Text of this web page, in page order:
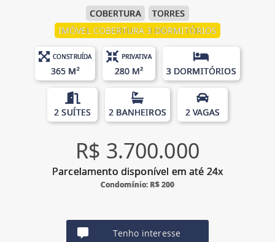
COBERTURA
TORRES
IMÓVEL COBERTURA 3 DORMITÓRIOS
CONSTRUÍDA
365 M²
PRIVATIVA
280 M² 3 DORMITÓRIOS
2 SUÍTES 2 BANHEIROS 2 VAGAS
R$ 3.700.000
Parcelamento disponível em até 24x
Condomínio: R$ 200
Tenho interesse